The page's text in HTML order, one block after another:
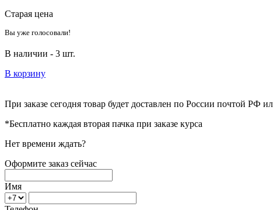
Старая цена
Вы уже голосовали!
В наличии - 3 шт.
В корзину
При заказе сегодня товар будет доставлен по России почтой РФ
*Бесплатно каждая вторая пачка при заказе курса
Нет времени ждать?
Оформите заказ сейчас
Имя